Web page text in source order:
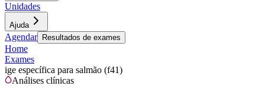
Unidades
Ajuda
Agendar Resultados de exames
Home
Exames
ige específica para salmão (f41)
Análises clínicas